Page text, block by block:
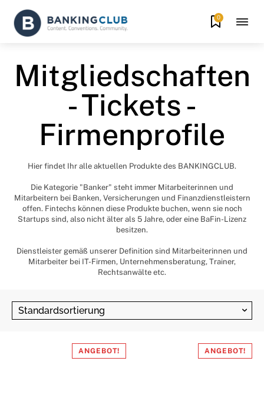
0
Mitgliedschaften
- Tickets -
Firmenprofile
Hier findet Ihr alle aktuellen Produkte des BANKINGCLUB.
Die Kategorie "Banker" steht immer Mitarbeiterinnen und
Mitarbeitern bei Banken, Versicherungen und Finanzdienstleistern
offen. Fintechs können diese Produkte buchen, wenn sie noch
Startups sind, also nicht älter als 5 Jahre, oder eine BaFin-Lizenz
besitzen.
Dienstleister gemäß unserer Definition sind Mitarbeiterinnen und
Mitarbeiter bei IT-Firmen, Unternehmensberatung, Trainer,
Rechtsanwälte etc.
ANGEBOT! ANGEBOT!